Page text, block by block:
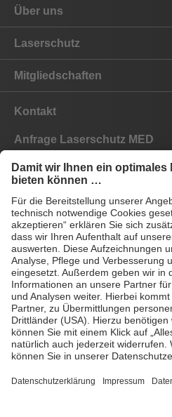
Über uns
Laserschutz
Mitgliedschaften
Kontakt
Anfrage Laserschutz MED
Anfrage Laserschutz IND
EYEPRO Schutzstufenrechner
Gebrauchsanleitungen
Häufige Fragen
CE